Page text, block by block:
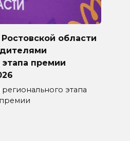
области
премии
этапа